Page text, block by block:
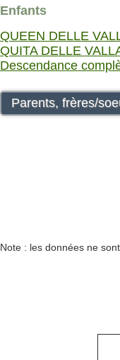
Enfants
QUEEN DELLE
QUITA DELLE
Descendance
Parents, frères/
Note : les données ne